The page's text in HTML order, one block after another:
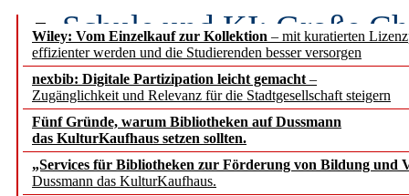
Wiley: Vom Einzelkauf zur Kollektion – mit kuratierten
effizienter werden und die Studierenden besser versorgen
nexbib: Digitale Partizipation leicht gemacht –
Zugänglichkeit und Relevanz für die Stadtgesellschaft steigern
Fünf Gründe, warum Bibliotheken auf Dussmann
das KulturKaufhaus setzen sollten.
„Services für Bibliotheken zur Förderung von Bildung und
Dussmann das KulturKaufhaus.
Schule und KI: Große
Voraussetzungen
Erfolgreiches erstes
Segment Research –
angepasst